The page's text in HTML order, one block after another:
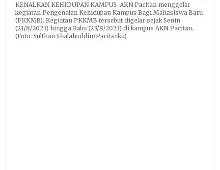
KENALKAN KEHIDUPAN KAMPUS .AKN Pacitan menggelar
kegiatan Pengenalan Kehidupan Kampus Bagi Mahasiswa Baru
(PKKMB). Kegiatan PKKMB tersebut digelar sejak Senin
(21/8/2023) hingga Rabu (23/8/2023) di kampus AKN Pacitan.
(Foto: Sulthan Shalahuddin/Pacitanku)